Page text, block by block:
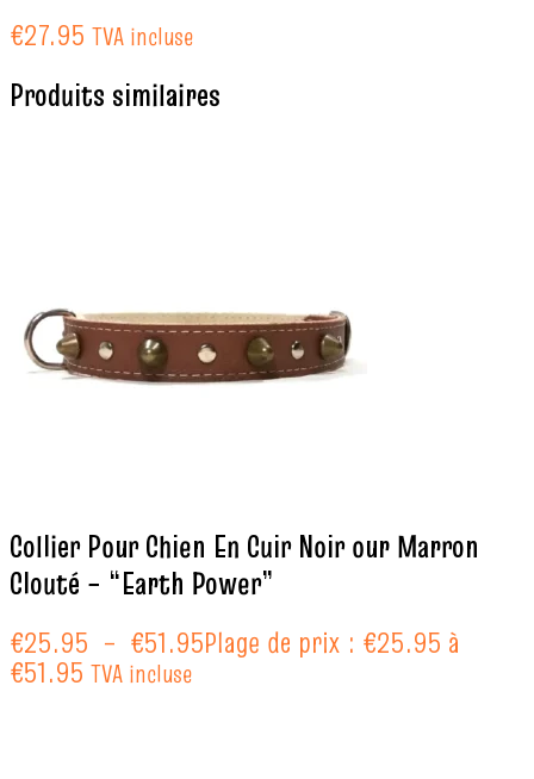
€27.95 TVA incluse
Produits similaires
Collier Pour Chien En Cuir Noir our Marron
Clouté – “Earth Power”
€25.95 – €51.95Plage de prix : €25.95 à
€51.95 TVA incluse